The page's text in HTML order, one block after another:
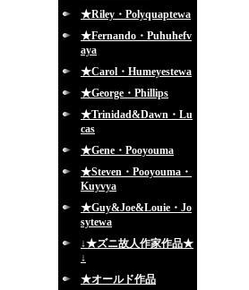
★Riley・Polyquaptewa
★Fernando・Puhuhefv
aya
★Carol・Humeyestewa
★George・Phillips
★Trinidad&Dawn・Lu
cas
★Gene・Pooyouma
★Steven・Pooyouma・
Kuyvya
★Guy&Joe&Louie・Jo
sytewa
↓★ズニ故人作家作品★
↓
★オールド作品